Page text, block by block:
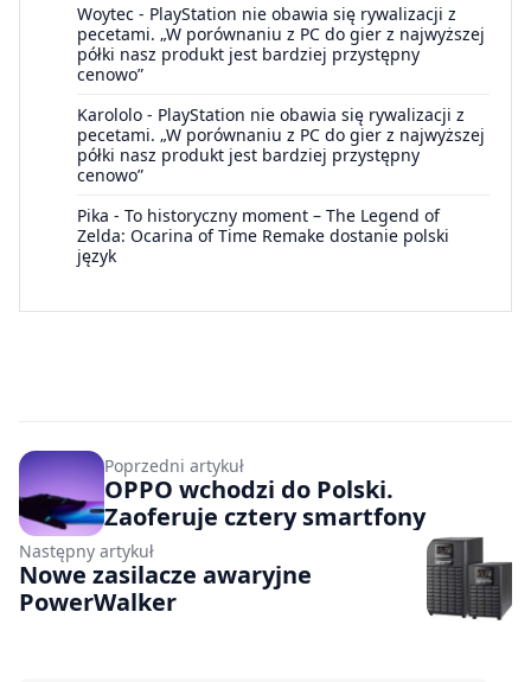
Woytec - PlayStation nie obawia się rywalizacji z
pecetami. „W porównaniu z PC do gier z najwyższej
półki nasz produkt jest bardziej przystępny
cenowo”
Karololo - PlayStation nie obawia się rywalizacji z
pecetami. „W porównaniu z PC do gier z najwyższej
półki nasz produkt jest bardziej przystępny
cenowo”
Pika - To historyczny moment – The Legend of
Zelda: Ocarina of Time Remake dostanie polski
język
Poprzedni artykuł
OPPO wchodzi do Polski.
Zaoferuje cztery smartfony
Następny artykuł
Nowe zasilacze awaryjne
PowerWalker